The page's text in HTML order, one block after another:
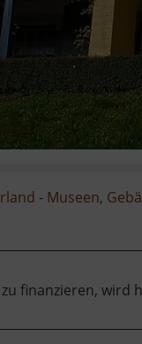
SA 3.0
- Museen,
finanzieren, wird